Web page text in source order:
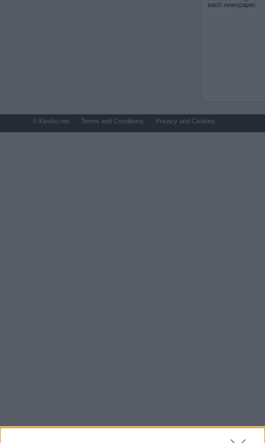
each newspaper.
© Kiosko.net Terms and Conditions Privacy and Cookies